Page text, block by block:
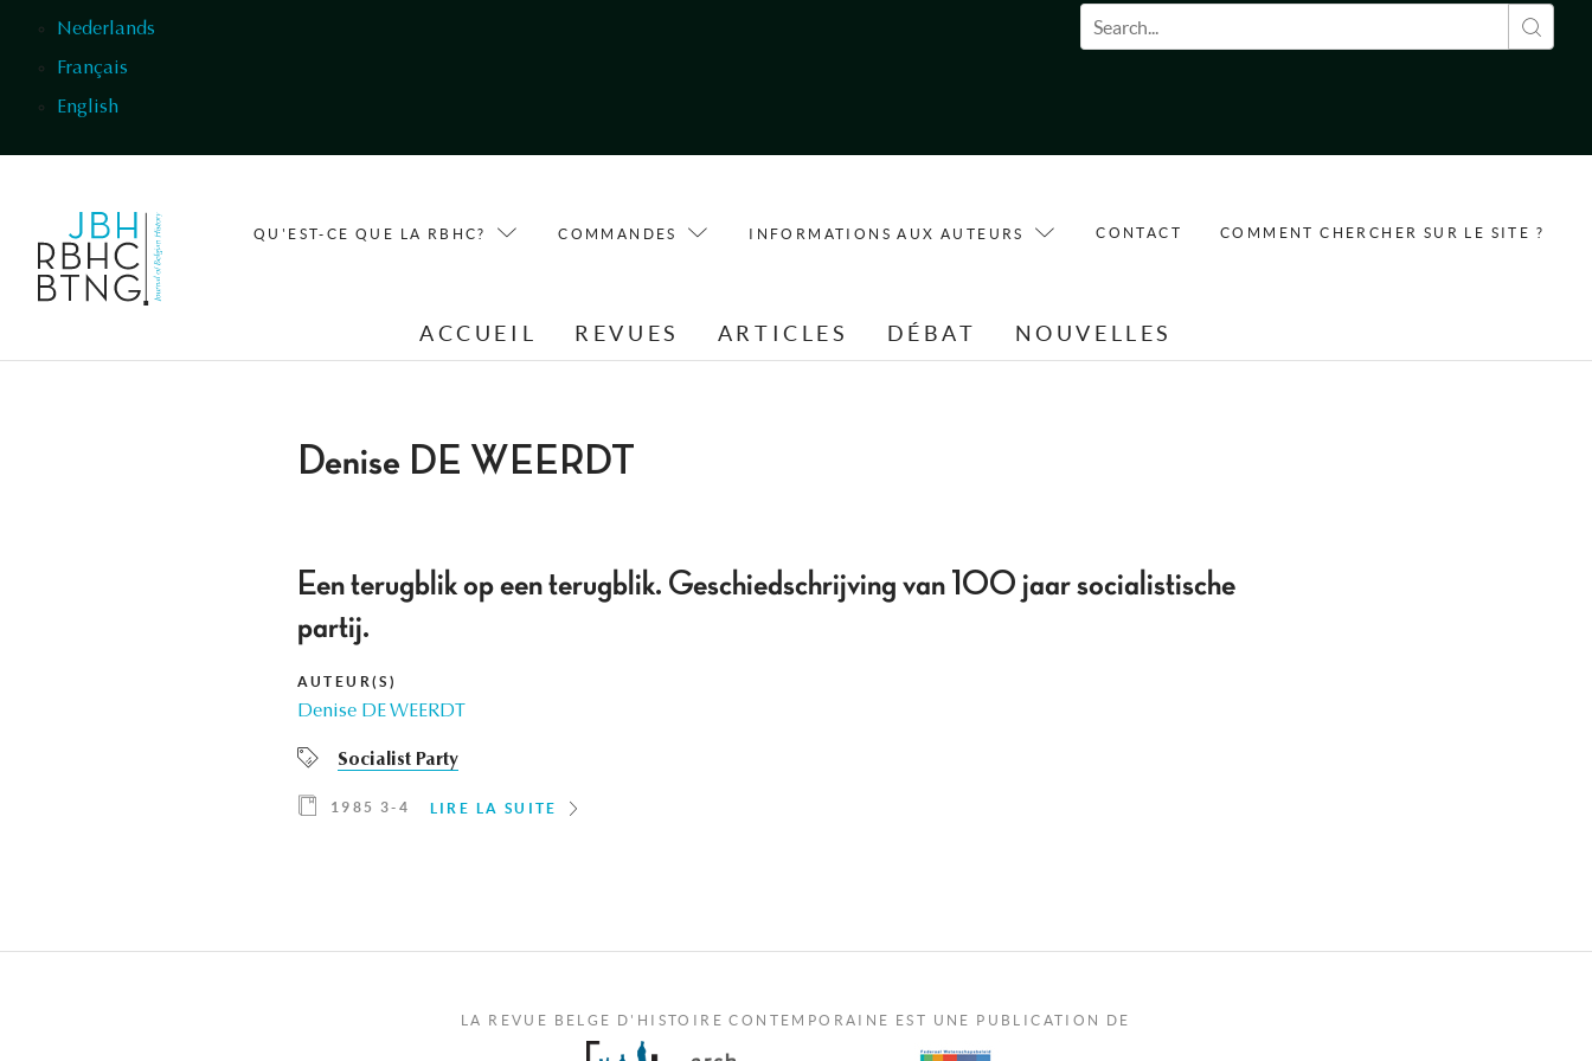
Nederlands
Français
English
Formulaire de recherche
QU'EST-CE QUE LA RBHC? COMMANDES INFORMATIONS AUX AUTEURS CONTACT COMMENT CHERCHER SUR LE SITE ?
ACCUEIL REVUES ARTICLES DÉBAT NOUVELLES
Denise DE WEERDT
Een terugblik op een terugblik. Geschiedschrijving van 100 jaar socialistische
partij.
AUTEUR(S)
Denise DE WEERDT
Socialist Party
1985 3-4 LIRE LA SUITE
LA REVUE BELGE D'HISTOIRE CONTEMPORAINE EST UNE PUBLICATION DE